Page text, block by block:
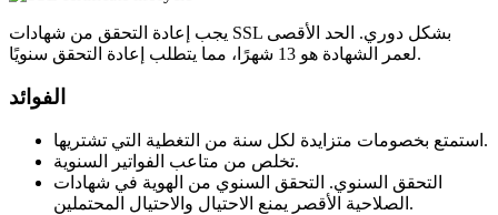
يجب إعادة التحقق من شهادات SSL بشكل دوري. الحد الأقصى
لعمر الشهادة هو 13 شهرًا، مما يتطلب إعادة التحقق سنويًا.
الفوائد
استمتع بخصومات متزايدة لكل سنة من التغطية التي تشتريها.
تخلص من متاعب الفواتير السنوية.
التحقق السنوي. التحقق السنوي من الهوية في شهادات
الصلاحية الأقصر يمنع الاحتيال والاحتيال المحتملين.